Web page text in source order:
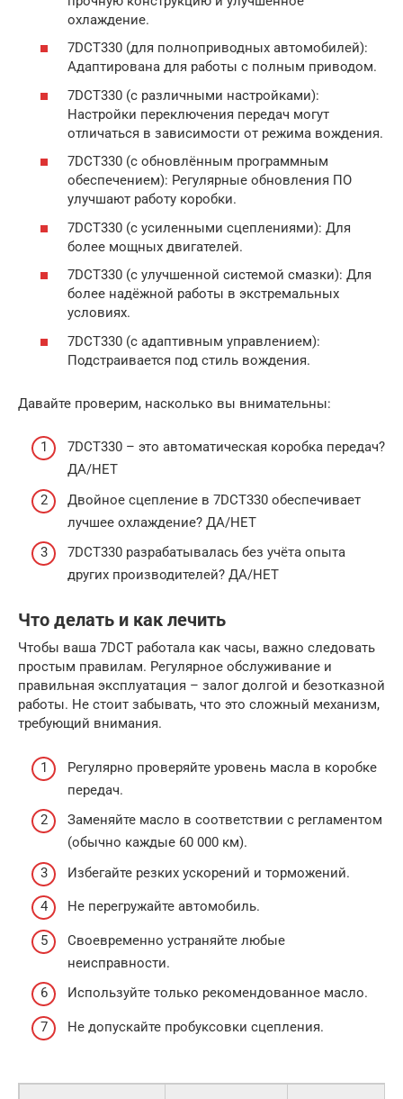
охлаждение.
7DCT330 (для полноприводных автомобилей):
Адаптирована для работы с полным приводом.
7DCT330 (с различными настройками):
Настройки переключения передач могут
отличаться в зависимости от режима вождения.
7DCT330 (с обновлённым программным
обеспечением): Регулярные обновления ПО
улучшают работу коробки.
7DCT330 (с усиленными сцеплениями): Для
более мощных двигателей.
7DCT330 (с улучшенной системой смазки): Для
более надёжной работы в экстремальных
условиях.
7DCT330 (с адаптивным управлением):
Подстраивается под стиль вождения.
Давайте проверим, насколько вы внимательны:
7DCT330 – это автоматическая коробка передач?
ДА/НЕТ
Двойное сцепление в 7DCT330 обеспечивает
лучшее охлаждение? ДА/НЕТ
7DCT330 разрабатывалась без учёта опыта
других производителей? ДА/НЕТ
Что делать и как лечить
Чтобы ваша 7DCT работала как часы, важно следовать
простым правилам. Регулярное обслуживание и
правильная эксплуатация – залог долгой и безотказной
работы. Не стоит забывать, что это сложный механизм,
требующий внимания.
Регулярно проверяйте уровень масла в коробке
передач.
Заменяйте масло в соответствии с регламентом
(обычно каждые 60 000 км).
Избегайте резких ускорений и торможений.
Не перегружайте автомобиль.
Своевременно устраняйте любые
неисправности.
Используйте только рекомендованное масло.
Не допускайте пробуксовки сцепления.